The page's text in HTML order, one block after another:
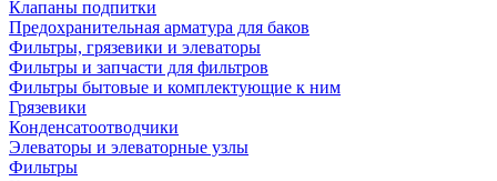
Клапаны подпитки
Предохранительная арматура для баков
Фильтры, грязевики и элеваторы
Фильтры и запчасти для фильтров
Фильтры бытовые и комплектующие к ним
Грязевики
Конденсатоотводчики
Элеваторы и элеваторные узлы
Фильтры